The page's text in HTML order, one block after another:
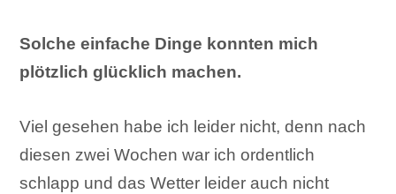
Solche einfache Dinge konnten mich
plötzlich glücklich machen.
Viel gesehen habe ich leider nicht, denn nach
diesen zwei Wochen war ich ordentlich
schlapp und das Wetter leider auch nicht